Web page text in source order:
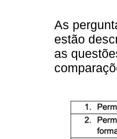
As
estão
as